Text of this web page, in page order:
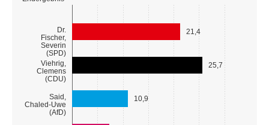
Dr.
Fischer,
Severin
(SPD)
Viehrig,
Clemens
(CDU)
Said,
Chaled-Uwe
(AfD)
21,4
25,7
10,9